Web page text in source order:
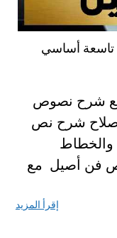
أساسي
شرح نصوص
اصلاح شرح نص
فن أصيل مع
إقرأ المزيد